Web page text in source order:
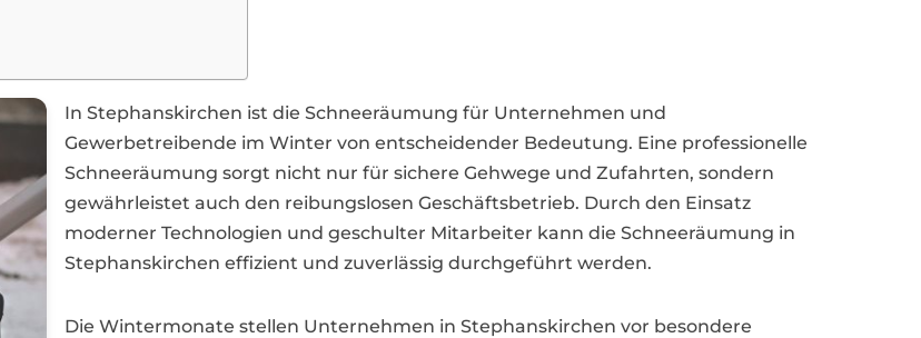
In Stephanskirchen ist die Schneeräumung für Unternehmen und
Gewerbetreibende im Winter von entscheidender Bedeutung. Eine professionelle
Schneeräumung sorgt nicht nur für sichere Gehwege und Zufahrten, sondern
gewährleistet auch den reibungslosen Geschäftsbetrieb. Durch den Einsatz
moderner Technologien und geschulter Mitarbeiter kann die Schneeräumung in
Stephanskirchen effizient und zuverlässig durchgeführt werden.
Die Wintermonate stellen Unternehmen in Stephanskirchen vor besondere